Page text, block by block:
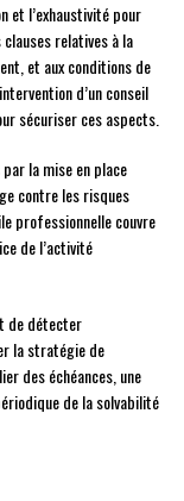
et l’exhaustivité pour
relatives à la
et aux conditions de
d’un conseil
sécuriser ces aspects.
la mise en place
contre les risques
professionnelle couvre
de l’activité
de détecter
la stratégie de
des échéances, une
de la solvabilité